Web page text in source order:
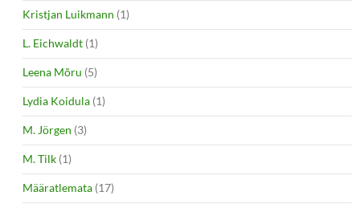
Kristjan Luikmann (1)
L. Eichwaldt (1)
Leena Mõru (5)
Lydia Koidula (1)
M. Jörgen (3)
M. Tilk (1)
Määratlemata (17)